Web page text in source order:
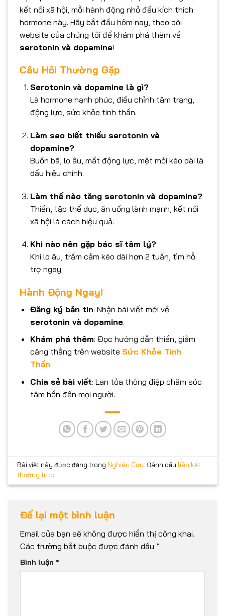
kết nối xã hội, mỗi hành động nhỏ đều kích thích
hormone này. Hãy bắt đầu hôm nay, theo dõi
website của chúng tôi để khám phá thêm về
serotonin và dopamine!
Câu Hỏi Thường Gặp
Serotonin và dopamine là gì?
Là hormone hạnh phúc, điều chỉnh tâm trạng,
động lực, sức khỏe tinh thần.
Làm sao biết thiếu serotonin và
dopamine?
Buồn bã, lo âu, mất động lực, mệt mỏi kéo dài là
dấu hiệu chính.
Làm thế nào tăng serotonin và dopamine?
Thiền, tập thể dục, ăn uống lành mạnh, kết nối
xã hội là cách hiệu quả.
Khi nào nên gặp bác sĩ tâm lý?
Khi lo âu, trầm cảm kéo dài hơn 2 tuần, tìm hỗ
trợ ngay.
Hành Động Ngay!
Đăng ký bản tin: Nhận bài viết mới về
serotonin và dopamine.
Khám phá thêm: Đọc hướng dẫn thiền, giảm
căng thẳng trên website Sức Khỏe Tinh
Thần.
Chia sẻ bài viết: Lan tỏa thông điệp chăm sóc
tâm hồn đến mọi người.
Bài viết này được đăng trong Nghiên Cứu. Đánh dấu liên kết
thường trực.
Để lại một bình luận
Email của bạn sẽ không được hiển thị công khai.
Các trường bắt buộc được đánh dấu *
Bình luận *